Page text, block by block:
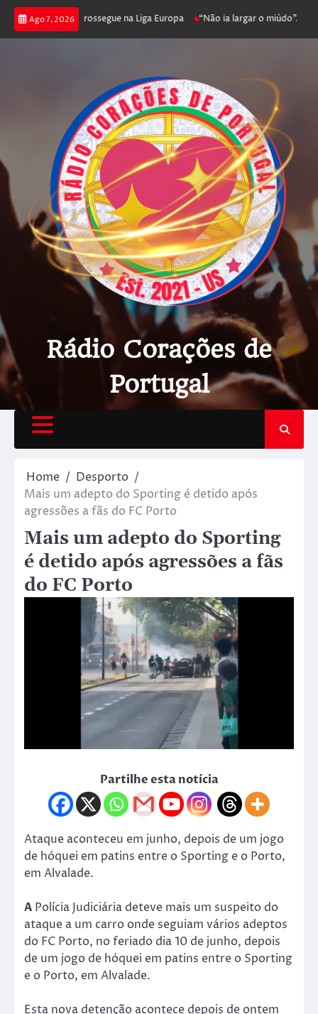
Ago 7, 2026
joga poker e prossegue na Liga Europa “Não ia largar o miúdo”.
Rádio Corações de
Portugal
Home
Desporto
Mais um adepto do Sporting é detido após
agressões a fãs do FC Porto
Mais um adepto do Sporting
é detido após agressões a fãs
do FC Porto
Partilhe esta notícia
Ataque aconteceu em junho, depois de um jogo
de hóquei em patins entre o Sporting e o Porto,
em Alvalade.
A Polícia Judiciária deteve mais um suspeito do
ataque a um carro onde seguiam vários adeptos
do FC Porto, no feriado dia 10 de junho, depois
de um jogo de hóquei em patins entre o Sporting
e o Porto, em Alvalade.
Esta nova detenção acontece depois de ontem